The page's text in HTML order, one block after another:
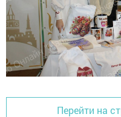
Перейти на